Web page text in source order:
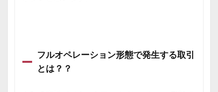
フルオペレーション形態で発生する取引
とは？？